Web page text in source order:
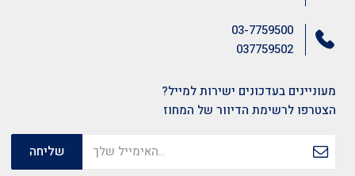
03-7759500
037759502
מעוניינים בעדכונים ישירות למייל?
הצטרפו לרשימת הדיוור של המחוז